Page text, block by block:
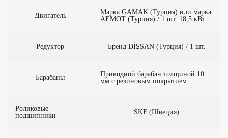
Двигатель
Марка GAMAK (Турция) или марка
AEMOT (Турция) / 1 шт. 18,5 кВт
Редуктор Бренд DİŞSAN (Турция) / 1 шт.
Барабаны
Приводной барабан толщиной 10
мм с резиновым покрытием
Роликовые
подшипники
SKF (Швеция)